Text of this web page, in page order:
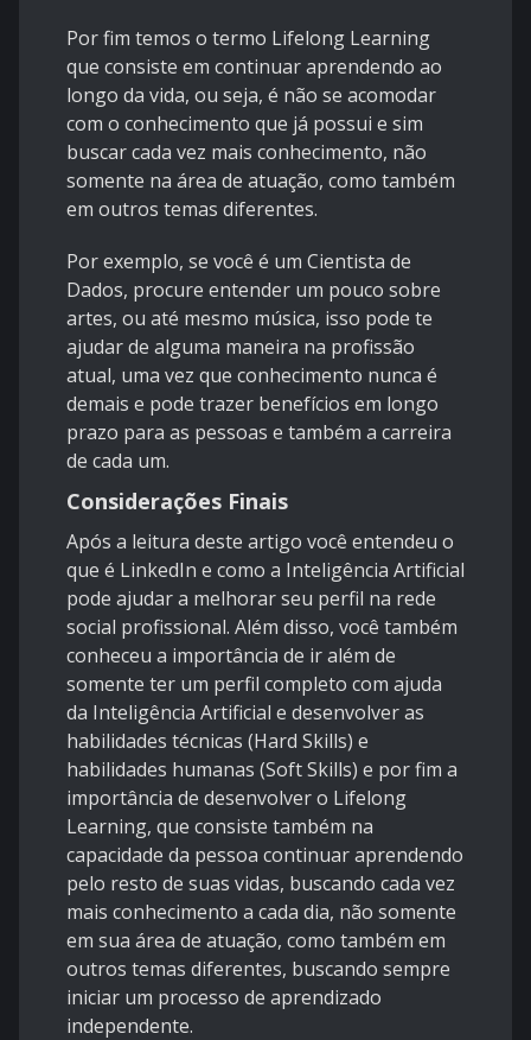
Por fim temos o termo Lifelong Learning
que consiste em continuar aprendendo ao
longo da vida, ou seja, é não se acomodar
com o conhecimento que já possui e sim
buscar cada vez mais conhecimento, não
somente na área de atuação, como também
em outros temas diferentes.
Por exemplo, se você é um Cientista de
Dados, procure entender um pouco sobre
artes, ou até mesmo música, isso pode te
ajudar de alguma maneira na profissão
atual, uma vez que conhecimento nunca é
demais e pode trazer benefícios em longo
prazo para as pessoas e também a carreira
de cada um.
Considerações Finais
Após a leitura deste artigo você entendeu o
que é LinkedIn e como a Inteligência Artificial
pode ajudar a melhorar seu perfil na rede
social profissional. Além disso, você também
conheceu a importância de ir além de
somente ter um perfil completo com ajuda
da Inteligência Artificial e desenvolver as
habilidades técnicas (Hard Skills) e
habilidades humanas (Soft Skills) e por fim a
importância de desenvolver o Lifelong
Learning, que consiste também na
capacidade da pessoa continuar aprendendo
pelo resto de suas vidas, buscando cada vez
mais conhecimento a cada dia, não somente
em sua área de atuação, como também em
outros temas diferentes, buscando sempre
iniciar um processo de aprendizado
independente.